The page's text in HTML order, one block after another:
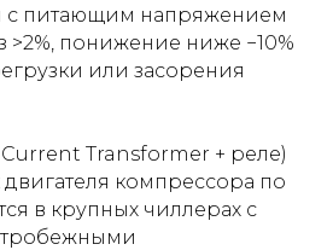
с питающим напряжением
>2%, понижение ниже −10%
или засорения
Current Transformer + реле)
двигателя компрессора по
в крупных чиллерах с